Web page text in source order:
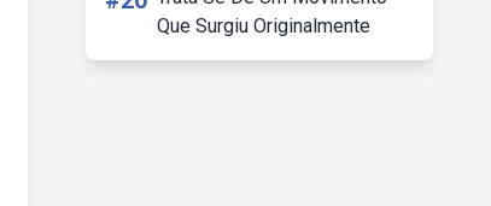
Que Surgiu Originalmente